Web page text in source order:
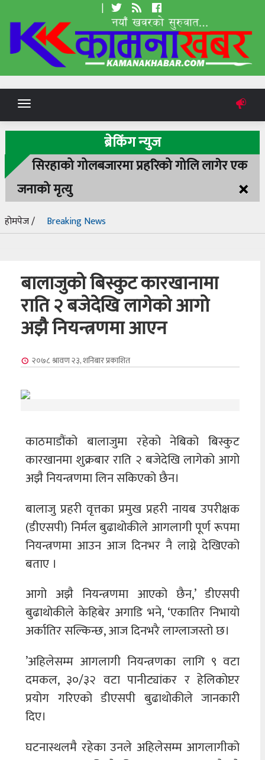
|
Toggle
navigation
ब्रेकिंग न्युज
सिरहाको गोलबजारमा प्रहरिको गोलि लागेर एक
जनाको मृत्यु
×
होमपेज / Breaking News
बालाजुको बिस्कुट कारखानामा
राति २ बजेदेखि लागेको आगो
अझै नियन्त्रणमा आएन
२०७८ श्रावण २३, शनिबारप्रकाशित
काठमाडौंको बालाजुमा रहेको नेबिको बिस्कुट
कारखानमा शुक्रबार राति २ बजेदेखि लागेको आगो
अझै नियन्त्रणमा लिन सकिएको छैन।
बालाजु प्रहरी वृत्तका प्रमुख प्रहरी नायब उपरीक्षक
(डीएसपी) निर्मल बुढाथोकीले आगलागी पूर्ण रूपमा
नियन्त्रणमा आउन आज दिनभर नै लाग्ने देखिएको
बताए ।
आगो अझै नियन्त्रणमा आएको छैन,’ डीएसपी
बुढाथोकीले केहिबेर अगाडि भने, ‘एकातिर निभायो
अर्कातिर सल्किन्छ, आज दिनभरै लाग्लाजस्तो छ।
’अहिलेसम्म आगलागी नियन्त्रणका लागि ९ वटा
दमकल, ३०/३२ वटा पानीट्यांकर र हेलिकोप्टर
प्रयोग गरिएको डीएसपी बुढाथोकीले जानकारी
दिए।
घटनास्थलमै रहेका उनले अहिलेसम्म आगलागीको